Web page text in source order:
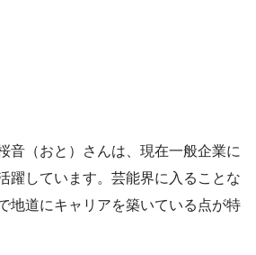
音（おと）さんは、現在一般企業に
躍しています。芸能界に入ることな
地道にキャリアを築いている点が特